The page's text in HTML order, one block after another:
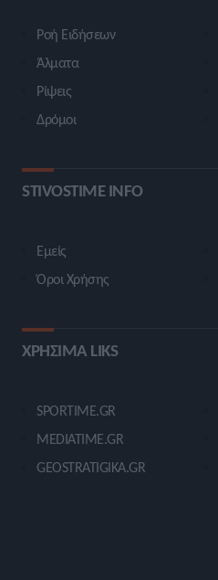
Ροή Ειδήσεων
Άλματα
Ρίψεις
Δρόμοι
STIVOSTIME INFO
Εμείς
Όροι Χρήσης
ΧΡΗΣΙΜΑ LIKS
SPORTIME.GR
MEDIATIME.GR
GEOSTRATIGIKA.GR